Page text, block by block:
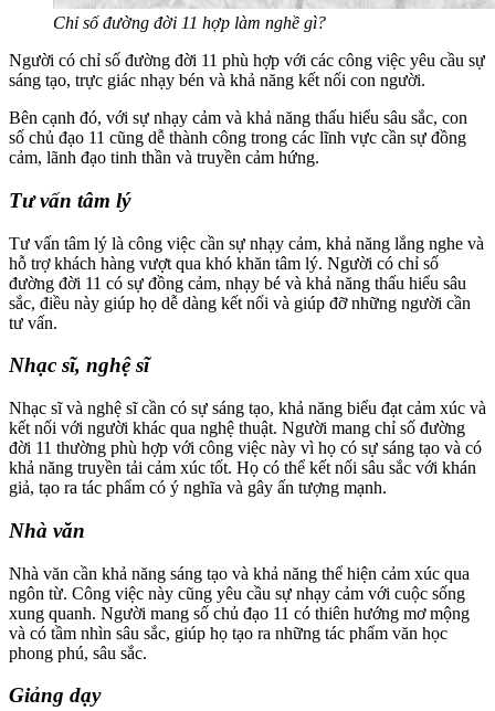
Chỉ số đường đời 11 hợp làm nghề gì?
Người có chỉ số đường đời 11 phù hợp với các công việc yêu cầu sự
sáng tạo, trực giác nhạy bén và khả năng kết nối con người.
Bên cạnh đó, với sự nhạy cảm và khả năng thấu hiểu sâu sắc, con
số chủ đạo 11 cũng dễ thành công trong các lĩnh vực cần sự đồng
cảm, lãnh đạo tinh thần và truyền cảm hứng.
Tư vấn tâm lý
Tư vấn tâm lý là công việc cần sự nhạy cảm, khả năng lắng nghe và
hỗ trợ khách hàng vượt qua khó khăn tâm lý. Người có chỉ số
đường đời 11 có sự đồng cảm, nhạy bé và khả năng thấu hiểu sâu
sắc, điều này giúp họ dễ dàng kết nối và giúp đỡ những người cần
tư vấn.
Nhạc sĩ, nghệ sĩ
Nhạc sĩ và nghệ sĩ cần có sự sáng tạo, khả năng biểu đạt cảm xúc và
kết nối với người khác qua nghệ thuật. Người mang chỉ số đường
đời 11 thường phù hợp với công việc này vì họ có sự sáng tạo và có
khả năng truyền tải cảm xúc tốt. Họ có thể kết nối sâu sắc với khán
giả, tạo ra tác phẩm có ý nghĩa và gây ấn tượng mạnh.
Nhà văn
Nhà văn cần khả năng sáng tạo và khả năng thể hiện cảm xúc qua
ngôn từ. Công việc này cũng yêu cầu sự nhạy cảm với cuộc sống
xung quanh. Người mang số chủ đạo 11 có thiên hướng mơ mộng
và có tầm nhìn sâu sắc, giúp họ tạo ra những tác phẩm văn học
phong phú, sâu sắc.
Giảng dạy